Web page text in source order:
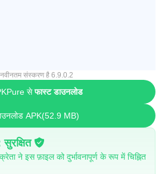
संस्करण है 6.9.0.2
सेफास्ट डाउनलोड
APK 52.9 MB
ने इस फ़ाइल को दुर्भावनापूर्ण के रूप में चिह्नित